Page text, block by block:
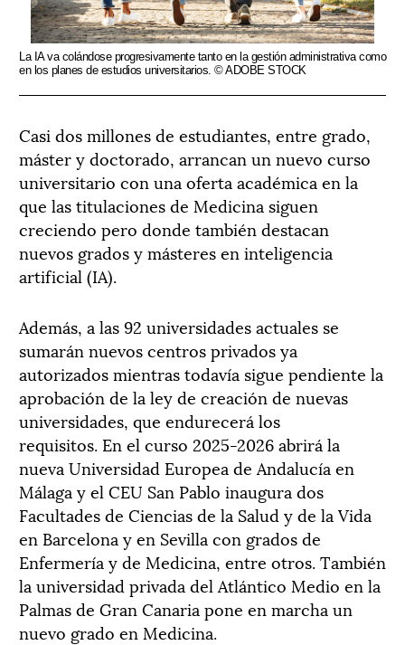
La IA va colándose progresivamente tanto en la gestión administrativa como
en los planes de estudios universitarios. © ADOBE STOCK
Casi dos millones de estudiantes, entre grado,
máster y doctorado, arrancan un nuevo curso
universitario con una oferta académica en la
que las titulaciones de Medicina siguen
creciendo pero donde también destacan
nuevos grados y másteres en inteligencia
artificial (IA).
Además, a las 92 universidades actuales se
sumarán nuevos centros privados ya
autorizados mientras todavía sigue pendiente la
aprobación de la ley de creación de nuevas
universidades, que endurecerá los
requisitos. En el curso 2025-2026 abrirá la
nueva Universidad Europea de Andalucía en
Málaga y el CEU San Pablo inaugura dos
Facultades de Ciencias de la Salud y de la Vida
en Barcelona y en Sevilla con grados de
Enfermería y de Medicina, entre otros. También
la universidad privada del Atlántico Medio en la
Palmas de Gran Canaria pone en marcha un
nuevo grado en Medicina.